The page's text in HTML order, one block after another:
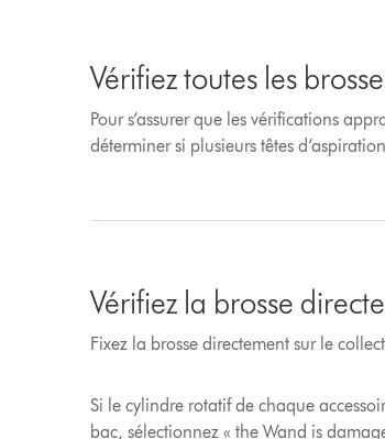
Vérifiez toutes les
Pour s’assurer que les vérifications
déterminer si plusieurs têtes
Vérifiez la brosse
Fixez la brosse directement sur le
Si le cylindre rotatif de chaque
bac, sélectionnez « the Wand is